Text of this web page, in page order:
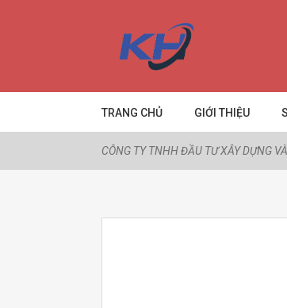
TRANG CHỦ GIỚI THIỆU
CÔNG TY TNHH ĐẦU TƯ XÂY DỰNG